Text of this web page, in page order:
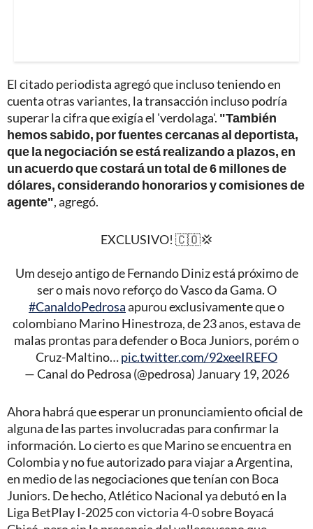
El citado periodista agregó que incluso teniendo en
cuenta otras variantes, la transacción incluso podría
superar la cifra que exigía el 'verdolaga'. "También
hemos sabido, por fuentes cercanas al deportista,
que la negociación se está realizando a plazos, en
un acuerdo que costará un total de 6 millones de
dólares, considerando honorarios y comisiones de
agente", agregó.
EXCLUSIVO! 🇨🇴💢
Um desejo antigo de Fernando Diniz está próximo de
ser o mais novo reforço do Vasco da Gama. O
#CanaldoPedrosaapurou exclusivamente que o
colombiano Marino Hinestroza, de 23 anos, estava de
malas prontas para defender o Boca Juniors, porém o
Cruz-Maltino…pic.twitter.com/92xeeIREFO
— Canal do Pedrosa (@pedrosa) January 19, 2026
Ahora habrá que esperar un pronunciamiento oficial de
alguna de las partes involucradas para confirmar la
información. Lo cierto es que Marino se encuentra en
Colombia y no fue autorizado para viajar a Argentina,
en medio de las negociaciones que tenían con Boca
Juniors. De hecho, Atlético Nacional ya debutó en la
Liga BetPlay I-2025 con victoria 4-0 sobre Boyacá